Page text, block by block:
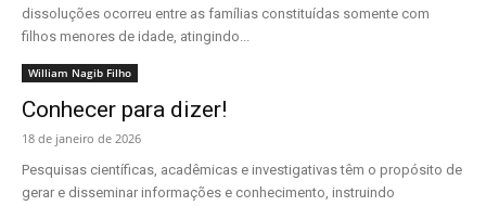
dissoluções ocorreu entre as famílias constituídas somente com
filhos menores de idade, atingindo...
William Nagib Filho
Conhecer para dizer!
18 de janeiro de 2026
Pesquisas científicas, acadêmicas e investigativas têm o propósito de
gerar e disseminar informações e conhecimento, instruindo